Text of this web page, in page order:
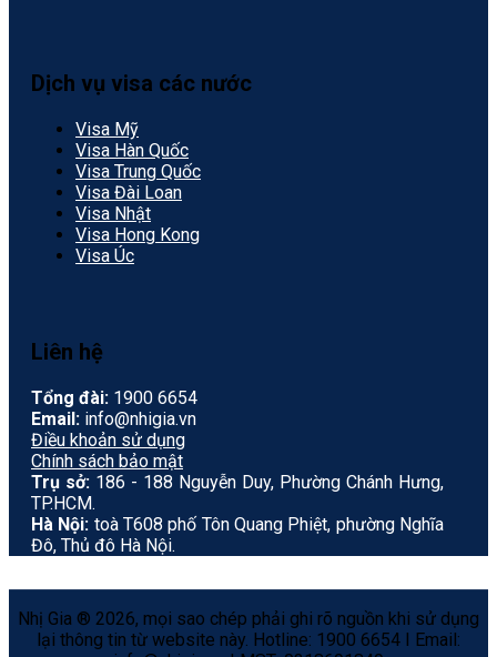
Dịch vụ visa các nước
Visa Mỹ
Visa Hàn Quốc
Visa Trung Quốc
Visa Đài Loan
Visa Nhật
Visa Hong Kong
Visa Úc
Liên hệ
Tổng đài: 1900 6654
Email: info@nhigia.vn
Điều khoản sử dụng
Chính sách bảo mật
Trụ sở: 186 - 188 Nguyễn Duy, Phường Chánh Hưng,
TP.HCM.
Hà Nội: toà T608 phố Tôn Quang Phiệt, phường Nghĩa
Đô, Thủ đô Hà Nội.
Nhị Gia ® 2026, mọi sao chép phải ghi rõ nguồn khi sử dụng
lại thông tin từ website này. Hotline: 1900 6654 I Email: